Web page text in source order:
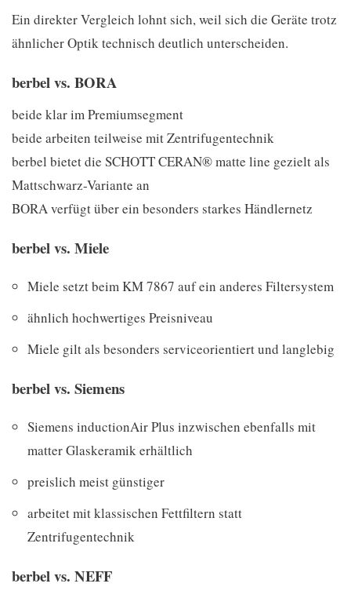
Ein direkter Vergleich lohnt sich, weil sich die Geräte trotz
ähnlicher Optik technisch deutlich unterscheiden.
berbel vs. BORA
beide klar im Premiumsegment
beide arbeiten teilweise mit Zentrifugentechnik
berbel bietet die SCHOTT CERAN® matte line gezielt als
Mattschwarz-Variante an
BORA verfügt über ein besonders starkes Händlernetz
berbel vs. Miele
Miele setzt beim KM 7867 auf ein anderes Filtersystem
ähnlich hochwertiges Preisniveau
Miele gilt als besonders serviceorientiert und langlebig
berbel vs. Siemens
Siemens inductionAir Plus inzwischen ebenfalls mit
matter Glaskeramik erhältlich
preislich meist günstiger
arbeitet mit klassischen Fettfiltern statt
Zentrifugentechnik
berbel vs. NEFF